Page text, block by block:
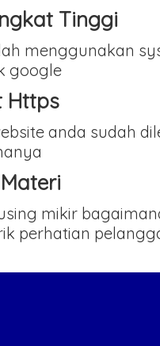
Tinggi
menggunakan
google
Https
anda sudah
mikir
perhatian